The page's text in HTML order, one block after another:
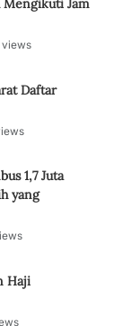
Mengikuti Jam
views
Daftar
1,7 Juta
yang
Haji